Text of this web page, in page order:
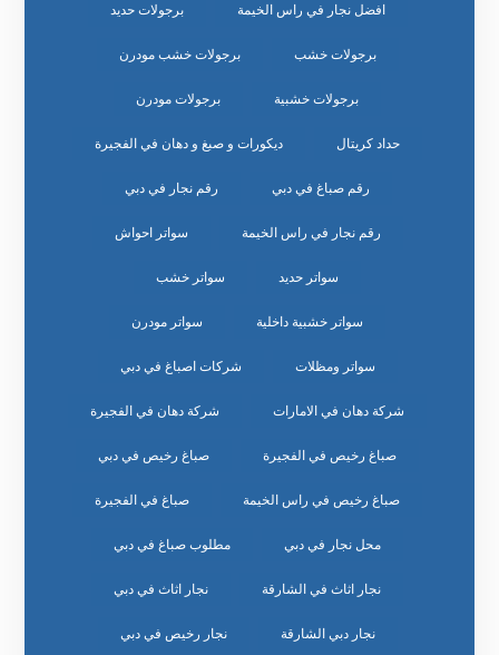
افضل نجار في راس الخيمة برجولات حديد
برجولات خشب برجولات خشب مودرن
برجولات خشبية برجولات مودرن
حداد كريتال ديكورات و صبغ و دهان في الفجيرة
رقم صباغ في دبي رقم نجار في دبي
رقم نجار في راس الخيمة سواتر احواش
سواتر حديد سواتر خشب
سواتر خشبية داخلية سواتر مودرن
سواتر ومظلات شركات اصباغ في دبي
شركة دهان في الامارات شركة دهان في الفجيرة
صباغ رخيص في الفجيرة صباغ رخيص في دبي
صباغ رخيص في راس الخيمة صباغ في الفجيرة
محل نجار في دبي مطلوب صباغ في دبي
نجار اثاث في الشارقة نجار اثاث في دبي
نجار دبي الشارقة نجار رخيص في دبي